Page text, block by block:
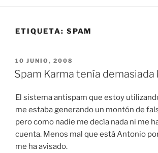
ETIQUETA: SPAM
PUBLICADO
EL
10 JUNIO, 2008
Spam Karma tenía demasiada
El sistema antispam que estoy
me estaba generando un montón de
pero como nadie me decía nada ni me
cuenta. Menos mal que está Antonio
me ha avisado.